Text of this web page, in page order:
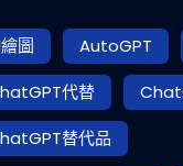
圖 AutoGPT
代替
替代品